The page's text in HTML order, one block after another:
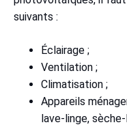
suivants :
Éclairage ;
Ventilation ;
Climatisation ;
Appareils
lave-linge, sèche-